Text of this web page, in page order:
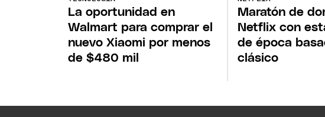
La oportunidad en
Walmart para comprar el
nuevo Xiaomi por menos
de $480 mil
Maratón de
Netflix con
de época
clásico